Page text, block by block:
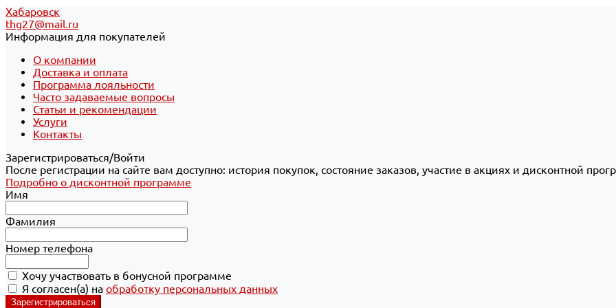
Хабаровск
thg27@mail.ru
Информация для покупателей
О компании
Доставка и оплата
Программа лояльности
Часто задаваемые вопросы
Статьи и рекомендации
Услуги
Контакты
Зарегистрироваться/Войти
После регистрации на сайте вам доступно: история покупок, состояние заказов, участие в акциях и дисконтной
Подробно о дисконтной программе
Имя
Фамилия
Номер телефона
Хочу участвовать в бонусной программе
Я согласен(а) на обработку персональных данных